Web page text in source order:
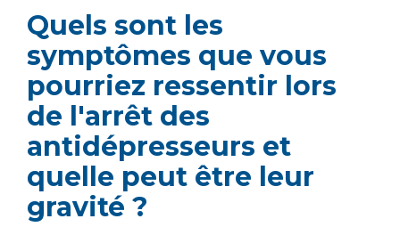
Quels sont les
symptômes que vous
pourriez ressentir lors
de l'arrêt des
antidépresseurs et
quelle peut être leur
gravité ?